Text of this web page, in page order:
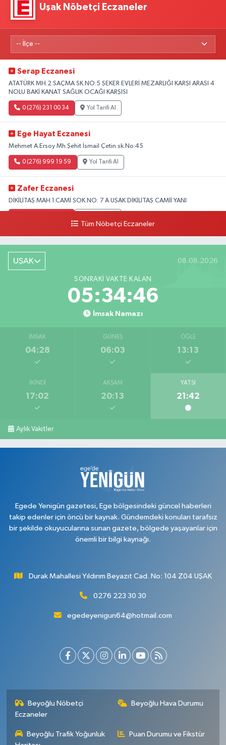
Uşak Nöbetçi Eczaneler
Serap Eczanesi
ATATÜRK MH.2.SAÇMA SK.NO:5 ŞEKER EVLERİ MEZARLIĞI KARŞI ARASI 4
NOLU BAKİ KANAT SAĞLIK OCAĞI KARŞISI
0 (276) 231 00 34 Yol Tarifi Al
Ege Hayat Eczanesi
Mehmet A.Ersoy Mh.Şehit İsmail Çetin sk.No:45
0 (276) 999 19 59 Yol Tarifi Al
Zafer Eczanesi
DİKİLİTAŞ MAH.1.CAMİ SOK.NO: 7 A UŞAK DİKİLİTAŞ CAMİİ YANI
Tüm Nöbetçi Eczaneler
UŞAK 08.08.2026
SONRAKI VAKTE KALAN
05:34:45
İmsak Namazı
İMSAK
04:28
GÜNEŞ
06:03
ÖĞLE
13:13
İKINDI
17:02
AKŞAM
20:13
YATSI
21:42
Aylık Vakitler
Egede Yenigün gazetesi, Ege bölgesindeki güncel haberleri
takip edenler için öncü bir kaynak. Gündemdeki konuları tarafsız
bir şekilde okuyucularına sunan gazete, bölgede yaşayanlar için
önemli bir bilgi kaynağı.
Durak Mahallesi Yıldırım Beyazıt Cad. No: 104 Z04 UŞAK
0276 223 30 30
egedeyenigun64@hotmail.com
Beyoğlu Nöbetçi
Eczaneler
Beyoğlu Hava Durumu
Beyoğlu Trafik Yoğunluk
Puan Durumu ve Fikstür